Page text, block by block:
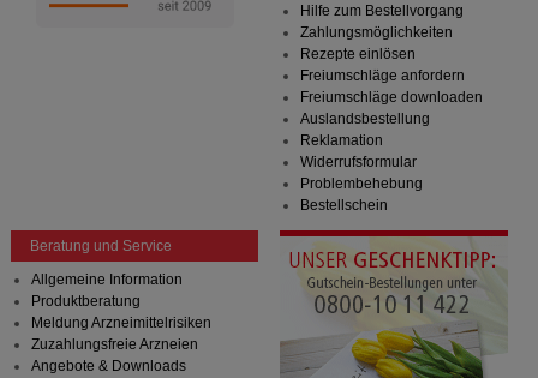
Hilfe zum Bestellvorgang
Zahlungsmöglichkeiten
Rezepte einlösen
Freiumschläge anfordern
Freiumschläge downloaden
Auslandsbestellung
Reklamation
Widerrufsformular
Problembehebung
Bestellschein
Beratung und Service
Allgemeine Information
Produktberatung
Meldung Arzneimittelrisiken
Zuzahlungsfreie Arzneien
Angebote & Downloads